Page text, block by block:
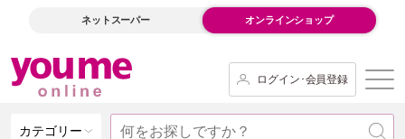
ネットスーパー オンラインショップ
ログイン･会員登録
カテゴリー